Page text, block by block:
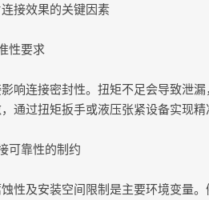
接效果的关键因素
性要求
响连接密封性。扭矩不足会导致泄
通过扭矩扳手或液压张紧设备实现精
可靠性的制约
性及安装空间限制是主要环境变量